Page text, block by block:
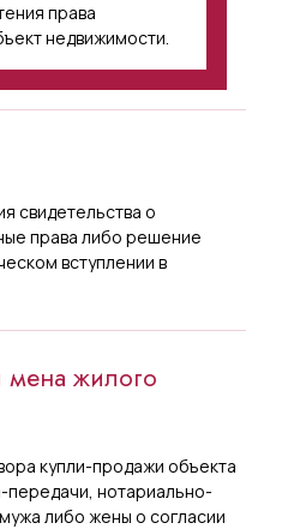
права
недвижимости.
свидетельства о
права либо решение
вступлении в
мена жилого
купли-продажи объекта
нотариально-
либо жены о согласии